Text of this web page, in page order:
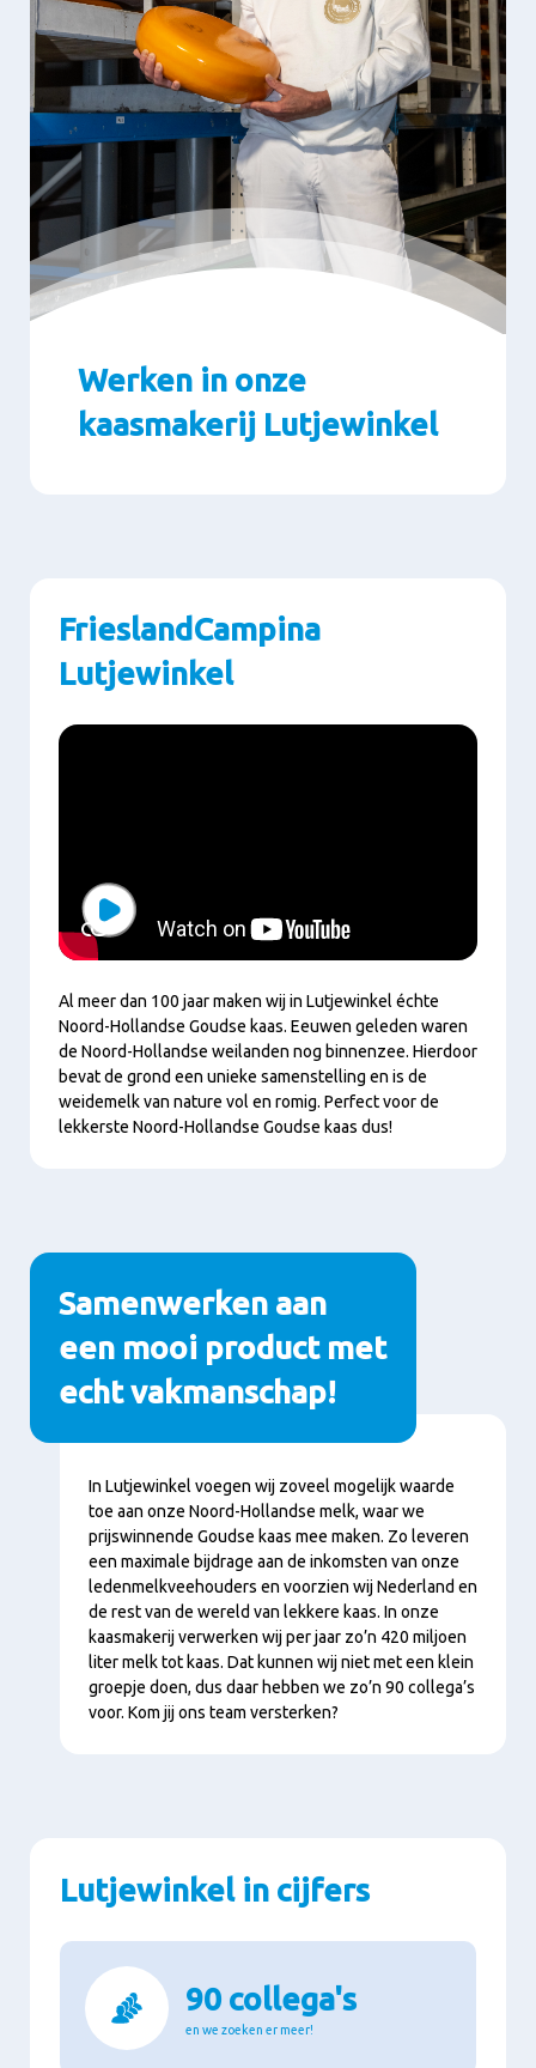
Werken in onze
kaasmakerij Lutjewinkel
FrieslandCampina
Lutjewinkel
Al meer dan 100 jaar maken wij in Lutjewinkel échte
Noord-Hollandse Goudse kaas. Eeuwen geleden waren
de Noord-Hollandse weilanden nog binnenzee. Hierdoor
bevat de grond een unieke samenstelling en is de
weidemelk van nature vol en romig. Perfect voor de
lekkerste Noord-Hollandse Goudse kaas dus!
Samenwerken aan
een mooi product met
echt vakmanschap!
Inhoud
In Lutjewinkel voegen wij zoveel mogelijk waarde
toe aan onze Noord-Hollandse melk, waar we
prijswinnende Goudse kaas mee maken. Zo leveren
een maximale bijdrage aan de inkomsten van onze
ledenmelkveehouders en voorzien wij Nederland en
de rest van de wereld van lekkere kaas. In onze
kaasmakerij verwerken wij per jaar zo’n 420 miljoen
liter melk tot kaas. Dat kunnen wij niet met een klein
groepje doen, dus daar hebben we zo’n 90 collega’s
voor. Kom jij ons team versterken?
Lutjewinkel in cijfers
90 collega's
en we zoeken er meer!